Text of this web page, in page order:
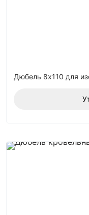
Дюбель 8х110 для